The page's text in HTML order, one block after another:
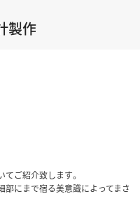
製作
ご紹介致します。
部にまで宿る美意識によってまさ